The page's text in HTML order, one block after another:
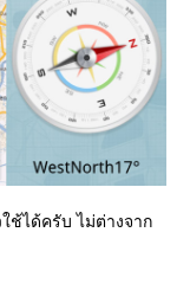
ช้ได้ครับ ไม่ต่างจาก